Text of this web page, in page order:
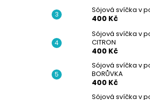
Sójová svíčka v
400 Kč
Sójová svíčka v
CITRON
400 Kč
Sójová svíčka v
BORŮVKA
400 Kč
Sójová svíčka v